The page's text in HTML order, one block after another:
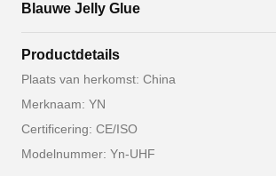
Blauwe Jelly Glue
Productdetails
Plaats van herkomst: China
Merknaam: YN
Certificering: CE/ISO
Modelnummer: Yn-UHF